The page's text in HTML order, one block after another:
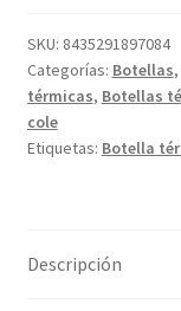
SKU: 8435291897084
Categorías: Botellas,
térmicas, Botellas
cole
Etiquetas: Botella
Descripción